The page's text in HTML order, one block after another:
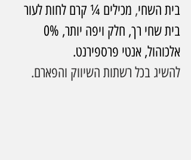
בית השחי, מכילים ¼ קרם לחות לעור
אלכוהול, אנטי פרספירנט.
להשיג בכל רשתות השיווק והפארם.